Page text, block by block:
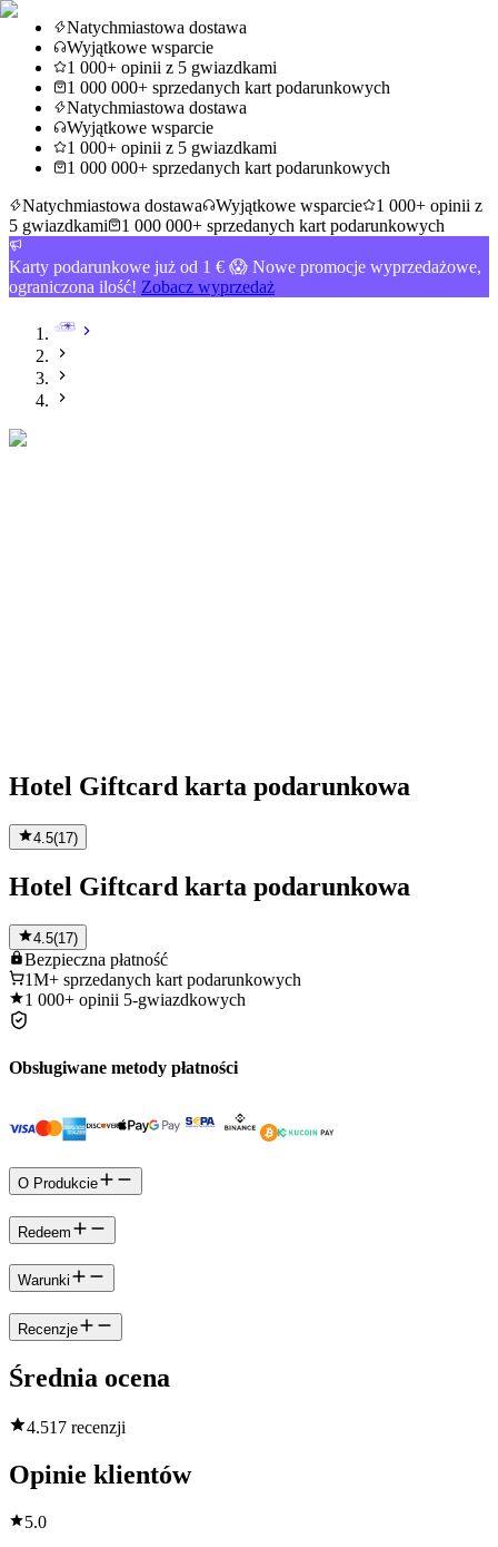
Natychmiastowa dostawa
Wyjątkowe wsparcie
1 000+ opinii z 5 gwiazdkami
1 000 000+ sprzedanych kart podarunkowych
Natychmiastowa dostawa
Wyjątkowe wsparcie
1 000+ opinii z 5 gwiazdkami
1 000 000+ sprzedanych kart podarunkowych
Natychmiastowa dostawa
Wyjątkowe wsparcie
1 000+ opinii z
5 gwiazdkami
1 000 000+ sprzedanych kart podarunkowych
Karty podarunkowe już od 1 € 😱 Nowe promocje wyprzedażowe,
ograniczona ilość! Zobacz wyprzedaż
Hotel Giftcard karta podarunkowa
4.5(17)
Hotel Giftcard karta podarunkowa
4.5(17)
Bezpieczna płatność
1M+ sprzedanych kart podarunkowych
1 000+ opinii 5-gwiazdkowych
Obsługiwane metody płatności
O Produkcie
Redeem
Warunki
Recenzje
Średnia ocena
4.517 recenzji
Opinie klientów
5.0